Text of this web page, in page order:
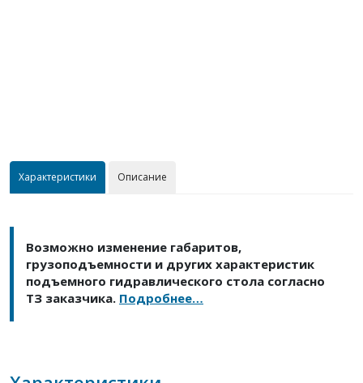
Характеристики Описание
Возможно изменение габаритов,
грузоподъемности и других характеристик
подъемного гидравлического стола согласно
ТЗ заказчика. Подробнее…